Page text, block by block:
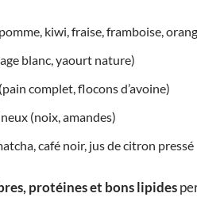
kiwi, fraise, framboise,
blanc, yaourt nature)
complet, flocons d’avoine)
(noix, amandes)
café noir, jus de citron pressé
protéines et bons lipides